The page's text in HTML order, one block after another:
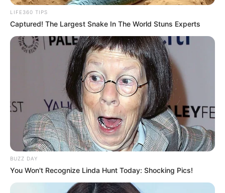
LIFE360 TIPS
Captured! The Largest Snake In The World Stuns Experts
BUZZ DAY
You Won't Recognize Linda Hunt Today: Shocking Pics!